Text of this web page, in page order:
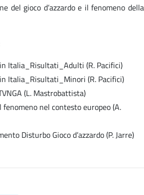
del gioco d’azzardo e il fenomeno della
in Italia_Risultati_Adulti (R. Pacifici)
in Italia_Risultati_Minori (R. Pacifici)
(L. Mastrobattista)
fenomeno nel contesto europeo (A.
Disturbo Gioco d’azzardo (P. Jarre)